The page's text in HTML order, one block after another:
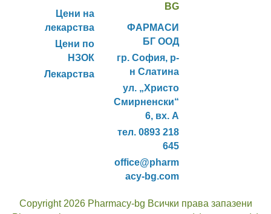
Цени на
лекарства
Цени по
НЗОК
Лекарства
BG
ФАРМАСИ
БГ ООД
гр. София, р-
н Слатина
ул. „Христо
Смирненски“
6, вх. А
тел. 0893 218
645
office@pharm
acy-bg.com
Copyright 2026 Pharmacy-bg Всички права запазени